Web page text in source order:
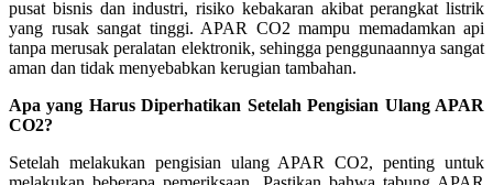
pusat bisnis dan industri, risiko kebakaran akibat perangkat listrik
yang rusak sangat tinggi. APAR CO2 mampu memadamkan api
tanpa merusak peralatan elektronik, sehingga penggunaannya sangat
aman dan tidak menyebabkan kerugian tambahan.
Apa yang Harus Diperhatikan Setelah Pengisian Ulang APAR
CO2?
Setelah melakukan pengisian ulang APAR CO2, penting untuk